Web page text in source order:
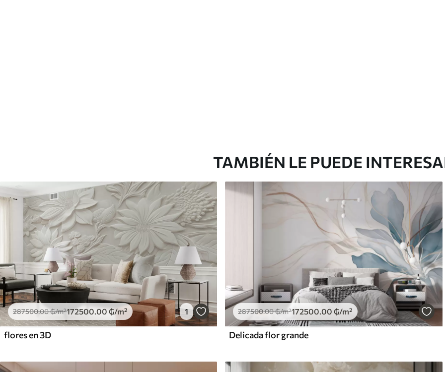
TAMBIÉN LE PUEDE
287500.00₲/m²172500 .00 ₲/m² 1
flores en 3D
287500.00₲/m²172500 .00 ₲/m²
Delicada flor grande